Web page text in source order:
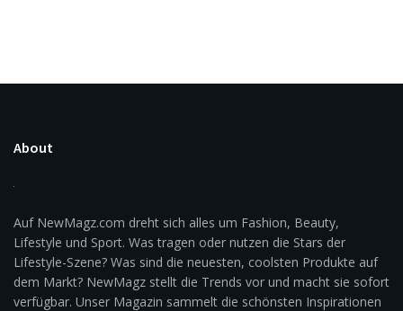
About
Auf NewMagz.com dreht sich alles um Fashion, Beauty,
Lifestyle und Sport. Was tragen oder nutzen die Stars der
Lifestyle-Szene? Was sind die neuesten, coolsten Produkte auf
dem Markt? NewMagz stellt die Trends vor und macht sie sofort
verfügbar. Unser Magazin sammelt die schönsten Inspirationen